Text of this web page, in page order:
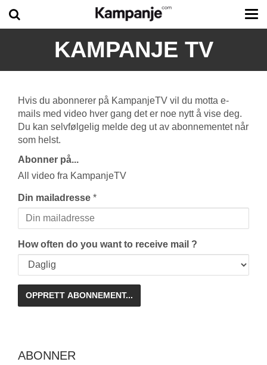
KAMPANJE TV
Hvis du abonnerer på KampanjeTV vil du motta e-
mails med video hver gang det er noe nytt å vise deg.
Du kan selvfølgelig melde deg ut av abonnementet når
som helst.
Abonner på...
All video fra KampanjeTV
Din mailadresse *
How often do you want to receive mail ?
ABONNER